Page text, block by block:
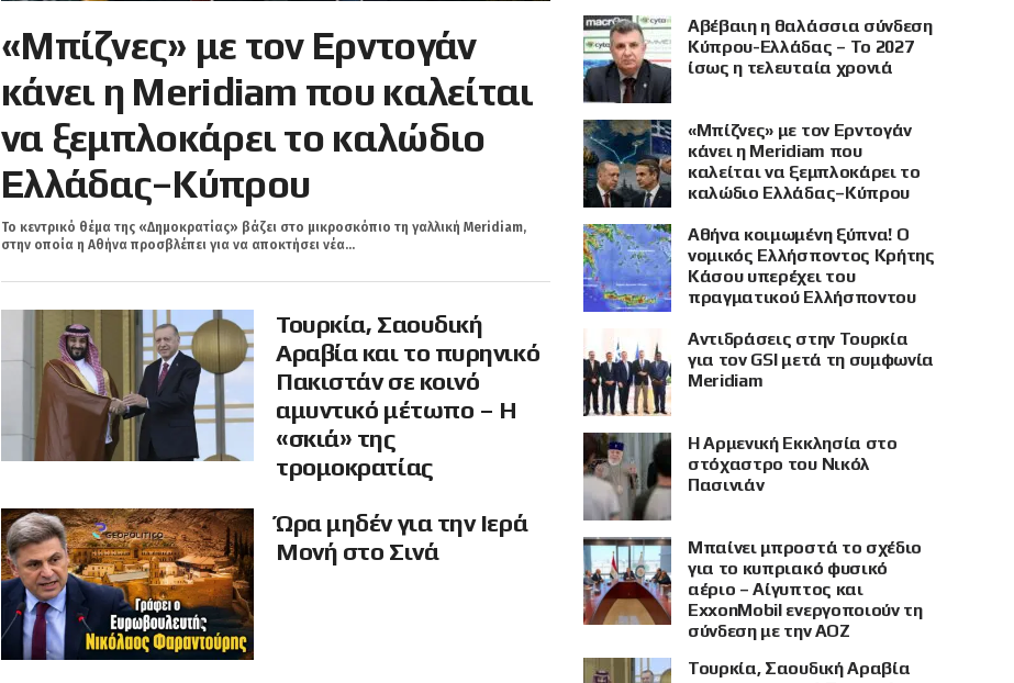
«Μπίζνες» με τον Ερντογάν
κάνει η Meridiam που καλείται
να ξεμπλοκάρει το καλώδιο
Ελλάδας–Κύπρου
Το κεντρικό θέμα της «Δημοκρατίας» βάζει στο μικροσκόπιο τη γαλλική Meridiam,
στην οποία η Αθήνα προσβλέπει για να αποκτήσει νέα...
Τουρκία, Σαουδική
Αραβία και το πυρηνικό
Πακιστάν σε κοινό
αμυντικό μέτωπο – Η
«σκιά» της
τρομοκρατίας
Ώρα μηδέν για την Ιερά
Μονή στο Σινά
Αβέβαιη η θαλάσσια σύνδεση
Κύπρου-Ελλάδας – Το 2027
ίσως η τελευταία χρονιά
«Μπίζνες» με τον Ερντογάν
κάνει η Meridiam που
καλείται να ξεμπλοκάρει το
καλώδιο Ελλάδας–Κύπρου
Αθήνα κοιμωμένη ξύπνα! Ο
νομικός Ελλήσποντος Κρήτης
Κάσου υπερέχει του
πραγματικού Ελλήσποντου
Αντιδράσεις στην Τουρκία
για τον GSI μετά τη συμφωνία
Meridiam
Η Αρμενική Εκκλησία στο
στόχαστρο του Νικόλ
Πασινιάν
Μπαίνει μπροστά το σχέδιο
για το κυπριακό φυσικό
αέριο – Αίγυπτος και
ExxonMobil ενεργοποιούν τη
σύνδεση με την ΑΟΖ
Τουρκία, Σαουδική Αραβία